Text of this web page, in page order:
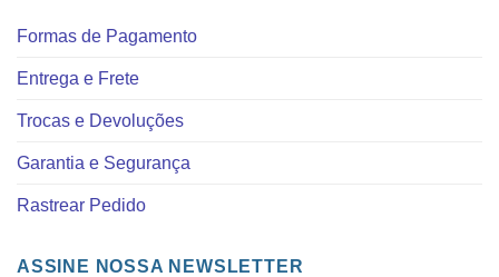
Formas de Pagamento
Entrega e Frete
Trocas e Devoluções
Garantia e Segurança
Rastrear Pedido
ASSINE NOSSA NEWSLETTER